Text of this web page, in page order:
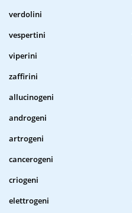
verdolini
vespertini
viperini
zaffirini
allucinogeni
androgeni
artrogeni
cancerogeni
criogeni
elettrogeni